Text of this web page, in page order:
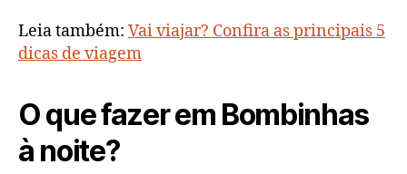
Leia também: Vai viajar? Confira as principais 5
dicas de viagem
O que fazer em Bombinhas
à noite?